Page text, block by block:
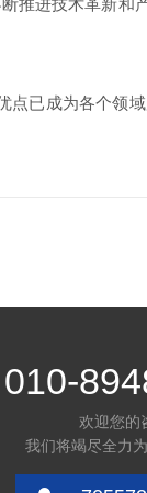
进技术革新和
已成为各个领
010-
欢迎您的
我们将竭尽全力